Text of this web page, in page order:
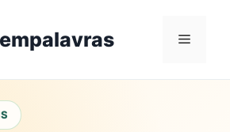
Menu